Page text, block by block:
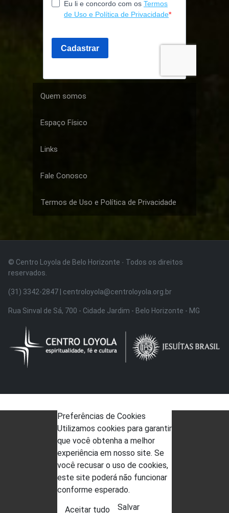
Quem somos
Espaço Físico
Links
Fale Conosco
Termos de Uso e Política de Privacidade
© Centro Loyola de Belo Horizonte · Todos os direitos
reservados.
(31) 3342-2847 | centroloyola@centroloyola.org.br
Rua Sinval de Sá, 700 - Cidade Jardim - Belo Horizonte - MG
Preferências de Cookies
Utilizamos cookies para garantir
que você obtenha a melhor
experiência em nosso site. Se
você recusar o uso de cookies,
este site poderá não funcionar
conforme esperado.
Aceitar tudo Salvar